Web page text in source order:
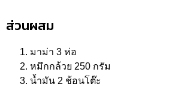
ส่วนผสม
มาม่า 3 ห่อ
หมึกกล้วย 250 กรัม
น้ำมัน 2 ช้อนโต๊ะ